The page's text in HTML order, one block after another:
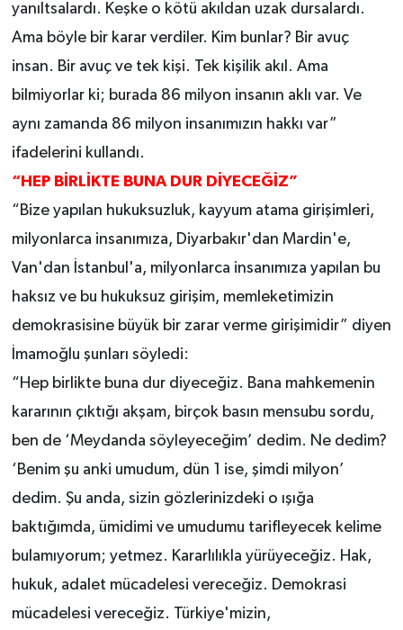
yanıltsalardı. Keşke o kötü akıldan uzak dursalardı.
Ama böyle bir karar verdiler. Kim bunlar? Bir avuç
insan. Bir avuç ve tek kişi. Tek kişilik akıl. Ama
bilmiyorlar ki; burada 86 milyon insanın aklı var. Ve
aynı zamanda 86 milyon insanımızın hakkı var”
ifadelerini kullandı.
“HEP BİRLİKTE BUNA DUR DİYECEĞİZ”
“Bize yapılan hukuksuzluk, kayyum atama girişimleri,
milyonlarca insanımıza, Diyarbakır'dan Mardin'e,
Van'dan İstanbul'a, milyonlarca insanımıza yapılan bu
haksız ve bu hukuksuz girişim, memleketimizin
demokrasisine büyük bir zarar verme girişimidir” diyen
İmamoğlu şunları söyledi:
“Hep birlikte buna dur diyeceğiz. Bana mahkemenin
kararının çıktığı akşam, birçok basın mensubu sordu,
ben de ‘Meydanda söyleyeceğim’ dedim. Ne dedim?
‘Benim şu anki umudum, dün 1 ise, şimdi milyon’
dedim. Şu anda, sizin gözlerinizdeki o ışığa
baktığımda, ümidimi ve umudumu tarifleyecek kelime
bulamıyorum; yetmez. Kararlılıkla yürüyeceğiz. Hak,
hukuk, adalet mücadelesi vereceğiz. Demokrasi
mücadelesi vereceğiz. Türkiye'mizin,